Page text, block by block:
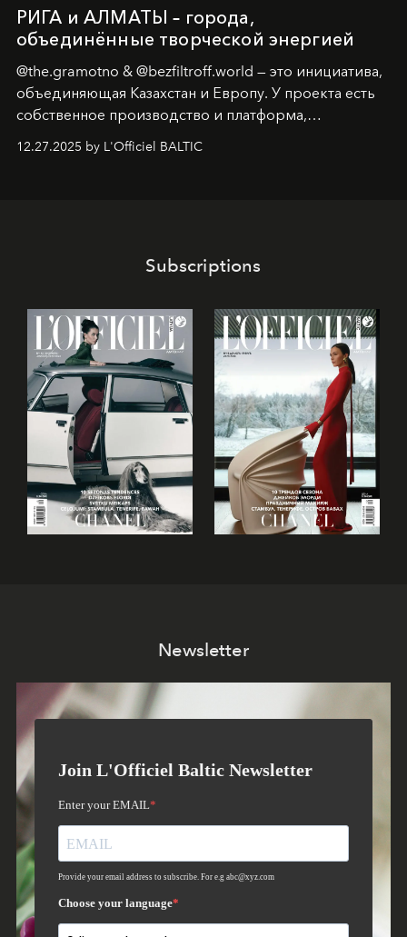
РИГА и АЛМАТЫ – города,
объединённые творческой энергией
@the.gramotno & @bezfiltroff.world — это инициатива,
объединяющая Казахстан и Европу. У проекта есть
собственное производство и платформа,
предоставляющая возможности, поддержку и
решения для дизайнеров и молодых брендов.
12.27.2025 by L'Officiel BALTIC
Subscriptions
Newsletter